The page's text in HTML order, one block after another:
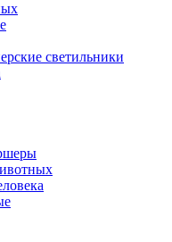
светильники